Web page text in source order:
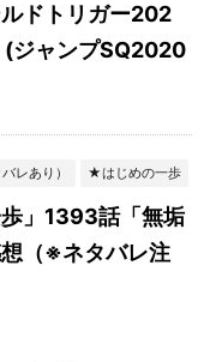
ルドトリガー202
(ジャンプSQ2020
レあり） ★はじめの一歩
」1393話「無垢
（※ネタバレ注